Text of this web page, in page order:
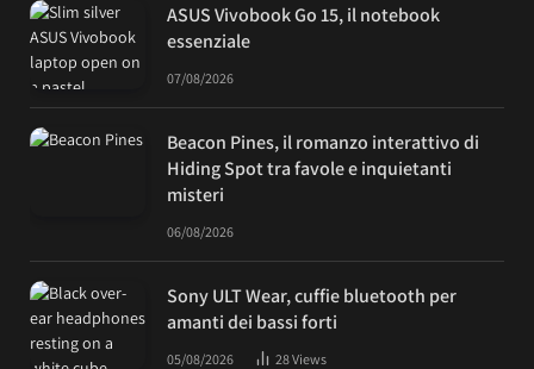
ASUS Vivobook Go 15, il notebook
essenziale
07/08/2026
Beacon Pines, il romanzo interattivo di
Hiding Spot tra favole e inquietanti
misteri
06/08/2026
Sony ULT Wear, cuffie bluetooth per
amanti dei bassi forti
05/08/2026 28Views